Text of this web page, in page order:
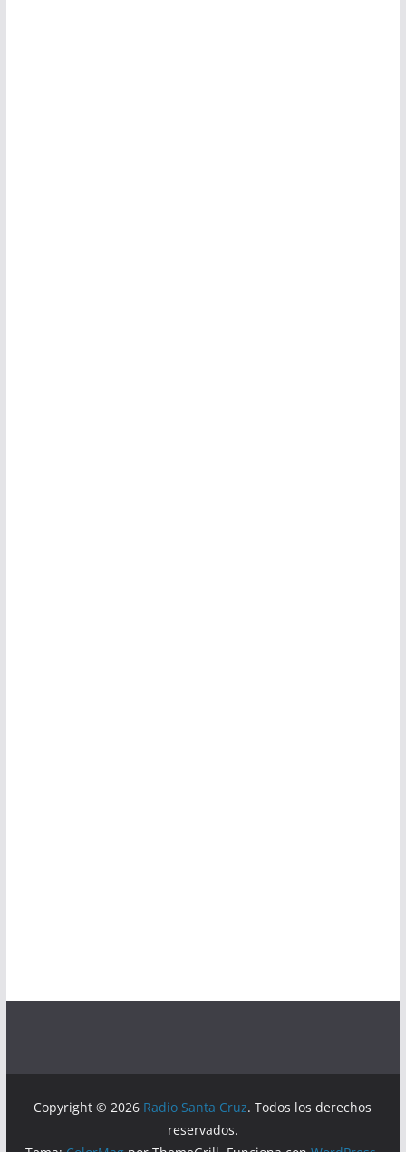
Copyright © 2026 Radio Santa Cruz. Todos los derechos
reservados.